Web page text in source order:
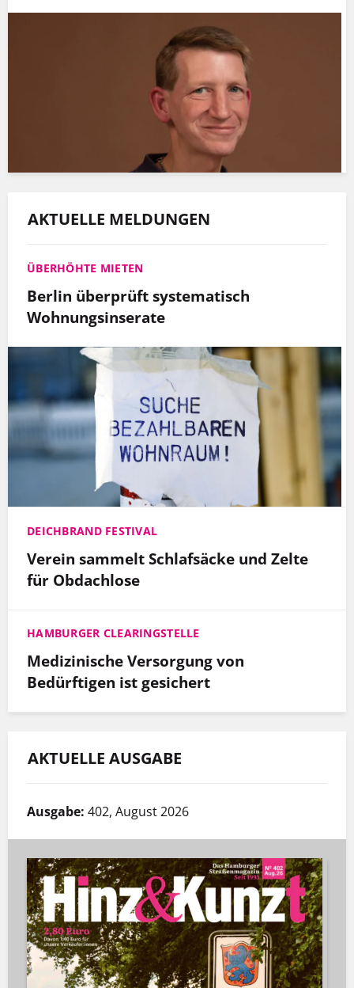
AKTUELLE MELDUNGEN
ÜBERHÖHTE MIETEN
Berlin überprüft systematisch
Wohnungsinserate
DEICHBRAND FESTIVAL
Verein sammelt Schlafsäcke und Zelte
für Obdachlose
HAMBURGER CLEARINGSTELLE
Medizinische Versorgung von
Bedürftigen ist gesichert
AKTUELLE AUSGABE
Ausgabe: 402, August 2026